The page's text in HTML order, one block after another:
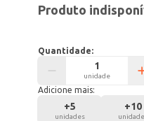
Produto
Quantidade:
unidade
Adicione mais:
+5
unidades
+10